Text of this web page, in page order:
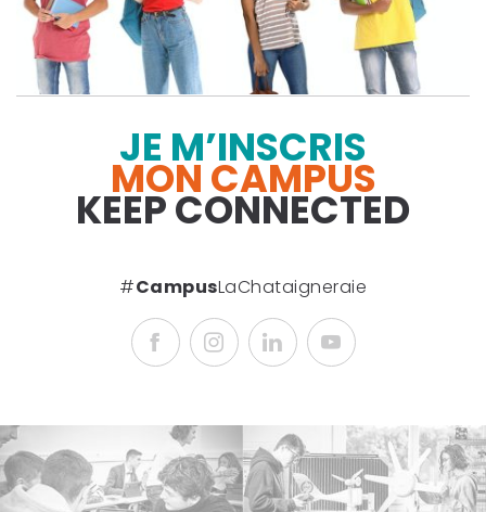
JE M’INSCRIS
MON CAMPUS
KEEP CONNECTED
#CampusLaChataigneraie